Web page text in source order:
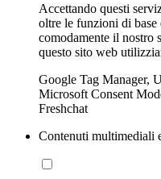
Accettando questi
oltre le funzioni di
comodamente il nostro
questo sito web
Google Tag Manager,
Microsoft Consent
Freshchat
Contenuti multimediali